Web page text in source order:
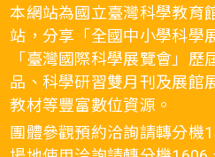
本網站為國立臺灣科學教育
站，分享「全國中小學科學
「臺灣國際科學展覽會」歷
品、科學研習雙月刊及展館
教材等豐富數位資源。
團體參觀預約洽詢請轉分機